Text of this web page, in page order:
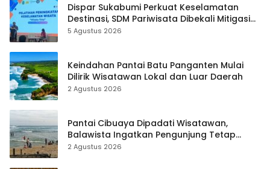
Dispar Sukabumi Perkuat Keselamatan
Destinasi, SDM Pariwisata Dibekali Mitigasi
hingga Teknik Evakuasi
5 Agustus 2026
Keindahan Pantai Batu Panganten Mulai
Dilirik Wisatawan Lokal dan Luar Daerah
2 Agustus 2026
Pantai Cibuaya Dipadati Wisatawan,
Balawista Ingatkan Pengunjung Tetap
Waspada
2 Agustus 2026